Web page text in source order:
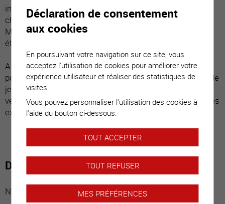
invitant à la détente et sur une grande pelouse. Les
chambres disposent chacune d’une salle d’eau privative.
Minutieusement entretenu, ce bien est vendu en très bon
état !
A l’extérieur, un magnifique terrain plat offre un grand
potentiel d’aménagement (piscine, jardin potager, place de
jeux etc.) Il y a également la possibilité de parquer cinq
véhicules, dont un dans le garage. Ce bien répond à toutes
exigences et est parfait pour une famille.
Distribution du bien
Niveau inférieur :
Déclaration de consentement
aux cookies
En poursuivant votre navigation sur ce site, vous
acceptez l'utilisation de cookies pour améliorer votre
expérience utilisateur et réaliser des statistiques de
visites.
Vous pouvez personnaliser l'utilisation des cookies à
l'aide du bouton ci-dessous.
TOUT ACCEPTER
TOUT REFUSER
MES PRÉFÉRENCES